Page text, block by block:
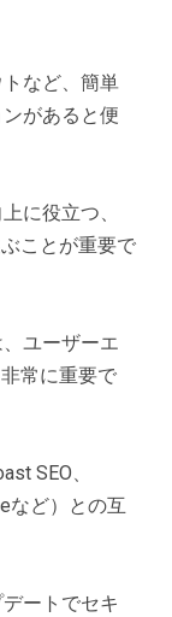
など、簡単
があると便
に役立つ、
ことが重要で
ユーザーエ
常に重要で
SEO、
など）との互
ートでセキ